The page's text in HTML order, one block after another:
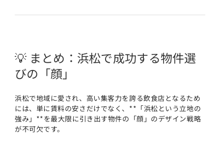
💡 まとめ：浜松で成功する物件選
びの「顔」
浜松で地域に愛され、高い集客力を誇る飲食店となるため
には、単に賃料の安さだけでなく、**「浜松という立地の
強み」**を最大限に引き出す物件の「顔」のデザイン戦略
が不可欠です。